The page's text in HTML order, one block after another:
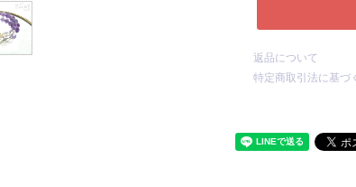
返品について
特定商取引法に基づ